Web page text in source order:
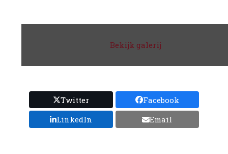
Bekijk galerij
Twitter
Facebook
LinkedIn
Email